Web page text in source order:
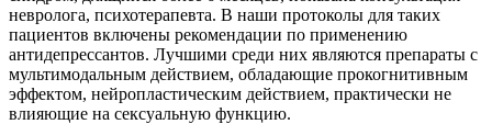
невролога, психотерапевта. В наши протоколы для таких
пациентов включены рекомендации по применению
антидепрессантов. Лучшими среди них являются препараты с
мультимодальным действием, обладающие прокогнитивным
эффектом, нейропластическим действием, практически не
влияющие на сексуальную функцию.